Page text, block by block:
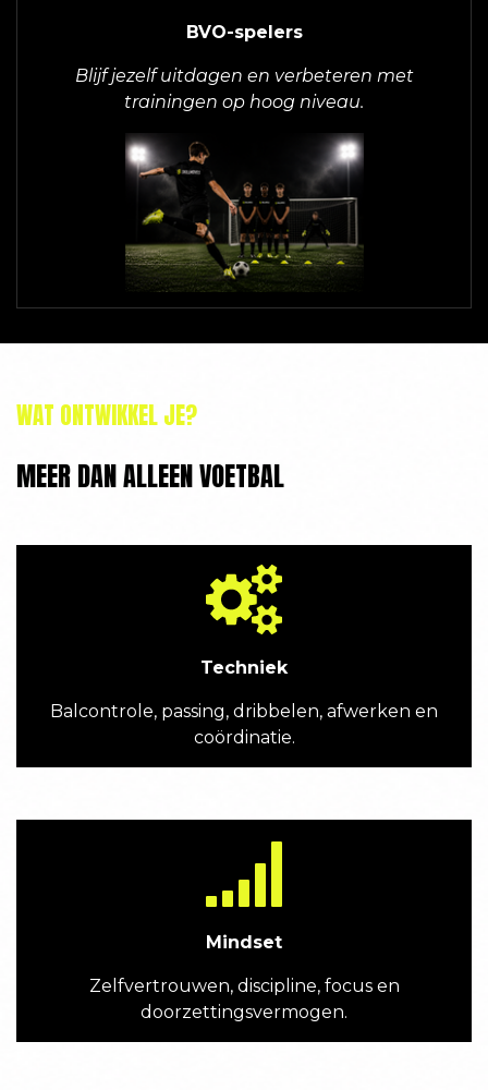
BVO-spelers
Blijf jezelf uitdagen en verbeteren met
trainingen op hoog niveau.
WAT ONTWIKKEL JE?
MEER DAN ALLEEN VOETBAL
Techniek
Balcontrole, passing, dribbelen, afwerken en
coördinatie.
Mindset
Zelfvertrouwen, discipline, focus en
doorzettingsvermogen.